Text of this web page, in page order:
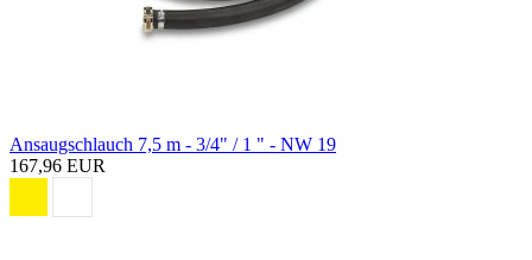
Ansaugschlauch 7,5 m - 3/4" / 1 " - NW 19
167,96 EUR